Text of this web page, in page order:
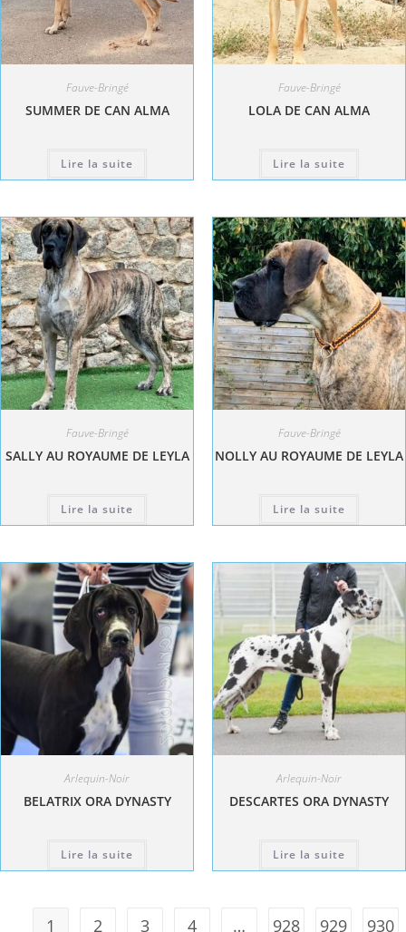
Fauve-Bringé
SUMMER DE CAN ALMA
Lire la suite
Fauve-Bringé
LOLA DE CAN ALMA
Lire la suite
Fauve-Bringé
SALLY AU ROYAUME DE LEYLA
Lire la suite
Fauve-Bringé
NOLLY AU ROYAUME DE LEYLA
Lire la suite
Arlequin-Noir
BELATRIX ORA DYNASTY
Lire la suite
Arlequin-Noir
DESCARTES ORA DYNASTY
Lire la suite
1 2 3 4 … 928 929 930